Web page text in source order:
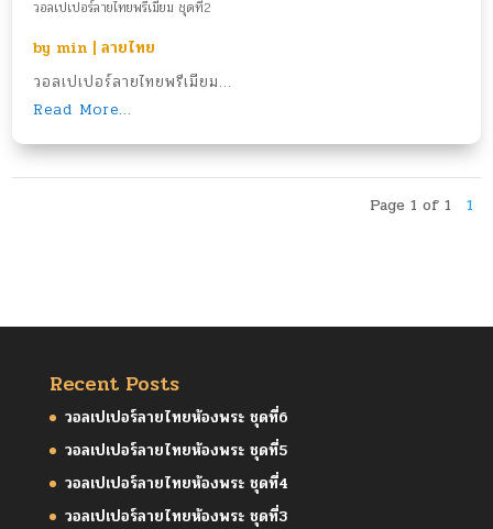
วอลเปเปอร์ลายไทยพรีเมียม ชุดที่2
by min |ลายไทย
วอลเปเปอร์ลายไทยพรีเมียม...
Read More...
Page 1 of 1 1
Recent Posts
วอลเปเปอร์ลายไทยห้องพระ ชุดที่6
วอลเปเปอร์ลายไทยห้องพระ ชุดที่5
วอลเปเปอร์ลายไทยห้องพระ ชุดที่4
วอลเปเปอร์ลายไทยห้องพระ ชุดที่3